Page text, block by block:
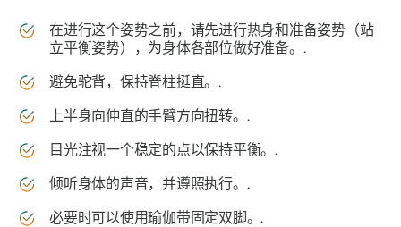
在进行这个姿势之前，请先进行热身和准备姿势（站
立平衡姿势），为身体各部位做好准备。.
避免驼背，保持脊柱挺直。.
上半身向伸直的手臂方向扭转。.
目光注视一个稳定的点以保持平衡。.
倾听身体的声音，并遵照执行。.
必要时可以使用瑜伽带固定双脚。.